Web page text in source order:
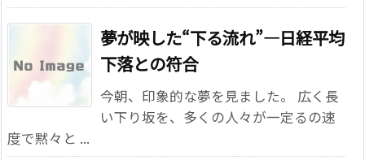
夢が映した“下る流れ”―日経平均
下落との符合
今朝、印象的な夢を見ました。 広く長
い下り坂を、多くの人々が一定るの速
度で黙々と ...